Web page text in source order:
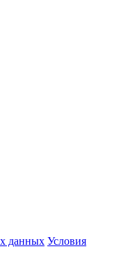
данных Условия